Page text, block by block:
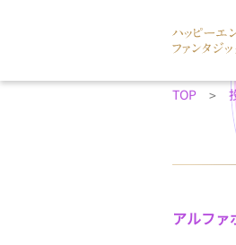
TOP
アルファ